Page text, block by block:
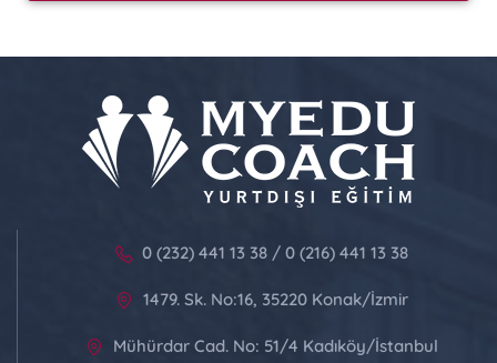
0 (232) 441 13 38 / 0 (216) 441 13 38
1479. Sk. No:16, 35220 Konak/İzmir
Mühürdar Cad. No: 51/4 Kadıköy/İstanbul